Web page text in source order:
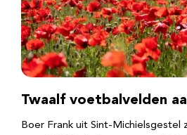
Twaalf voetbalvelden
Boer Frank uit Sint-Michielsgestel